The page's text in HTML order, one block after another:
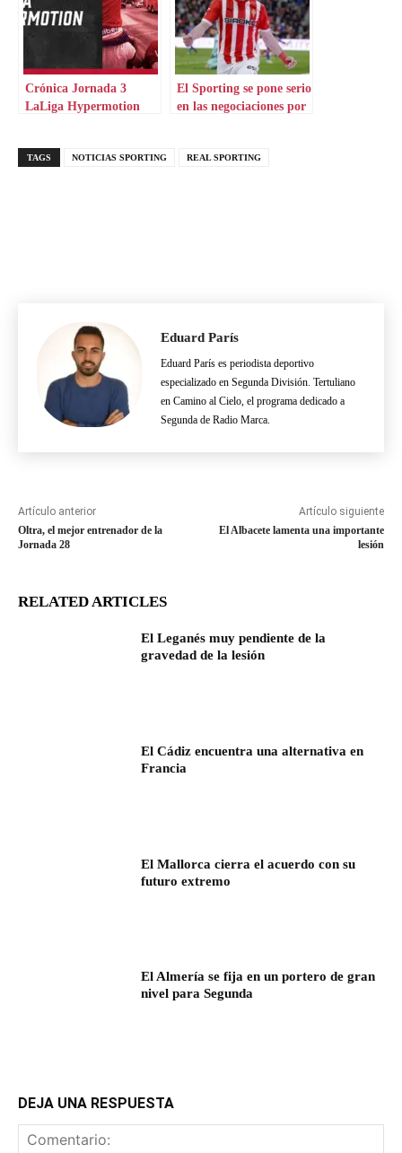
Crónica Jornada 3
LaLiga Hypermotion
El Sporting se pone serio
en las negociaciones por
TAGS NOTICIAS SPORTING REAL SPORTING
Eduard París
Eduard París es periodista deportivo
especializado en Segunda División. Tertuliano
en Camino al Cielo, el programa dedicado a
Segunda de Radio Marca.
Artículo anterior
Oltra, el mejor entrenador de la
Jornada 28
Artículo siguiente
El Albacete lamenta una importante
lesión
RELATED ARTICLES
El Leganés muy pendiente de la
gravedad de la lesión
El Cádiz encuentra una alternativa en
Francia
El Mallorca cierra el acuerdo con su
futuro extremo
El Almería se fija en un portero de gran
nivel para Segunda
DEJA UNA RESPUESTA